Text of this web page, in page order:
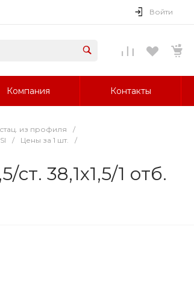
Войти
Компания Контакты
из профиля
/
/ Цены за 1 шт.
/
38,1х1,5/1 отб.